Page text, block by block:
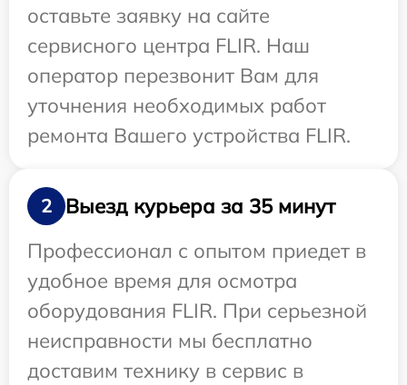
оставьте заявку на сайте
сервисного центра FLIR. Наш
оператор перезвонит Вам для
уточнения необходимых работ
ремонта Вашего устройства FLIR.
2
Выезд курьера за 35 минут
Профессионал с опытом приедет в
удобное время для осмотра
оборудования FLIR. При серьезной
неисправности мы бесплатно
доставим технику в сервис в